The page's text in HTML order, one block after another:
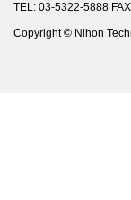
TEL: 03-5322-5888
Copyright © Nihon